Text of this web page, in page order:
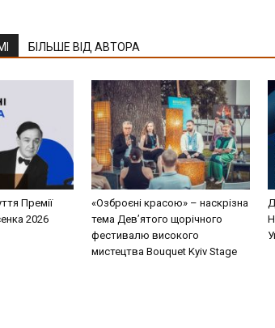
БІЛЬШЕ ВІД АВТОРА
Премії
2026
«Озброєні красою» – наскрізна
тема Дев’ятого щорічного
фестивалю високого
мистецтва Bouquet Kyiv Stage